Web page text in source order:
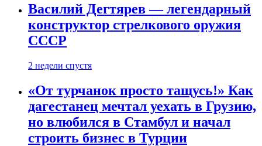
Василий Дегтярев — легендарный
конструктор стрелкового оружия
СССР
2 недели спустя
«От турчанок просто тащусь!» Как
дагестанец мечтал уехать в Грузию,
но влюбился в Стамбул и начал
строить бизнес в Турции